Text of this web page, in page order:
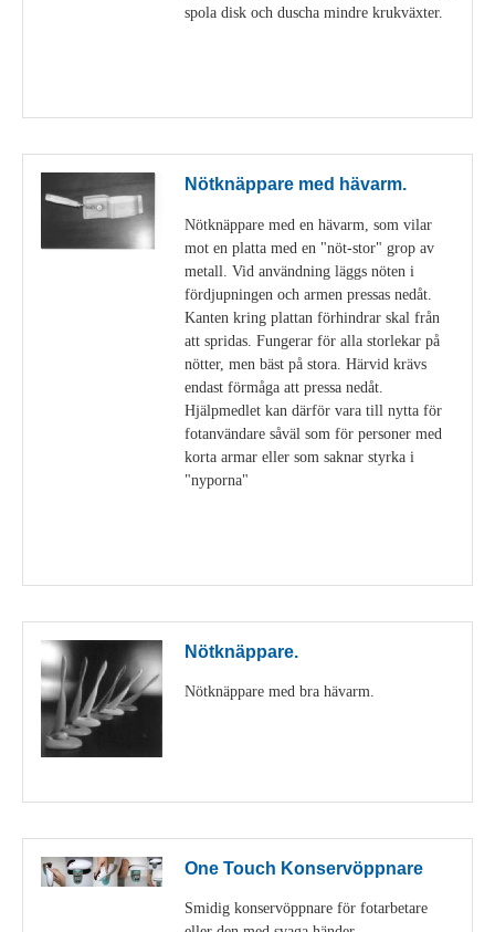
spola disk och duscha mindre krukväxter.
Nötknäppare med hävarm.
Nötknäppare med en hävarm, som vilar
mot en platta med en "nöt-stor" grop av
metall. Vid användning läggs nöten i
fördjupningen och armen pressas nedåt.
Kanten kring plattan förhindrar skal från
att spridas. Fungerar för alla storlekar på
nötter, men bäst på stora. Härvid krävs
endast förmåga att pressa nedåt.
Hjälpmedlet kan därför vara till nytta för
fotanvändare såväl som för personer med
korta armar eller som saknar styrka i
"nyporna"
Nötknäppare.
Nötknäppare med bra hävarm.
One Touch Konservöppnare
Smidig konservöppnare för fotarbetare